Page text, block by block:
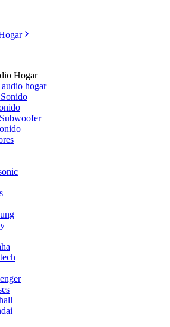
Hogar
hogar